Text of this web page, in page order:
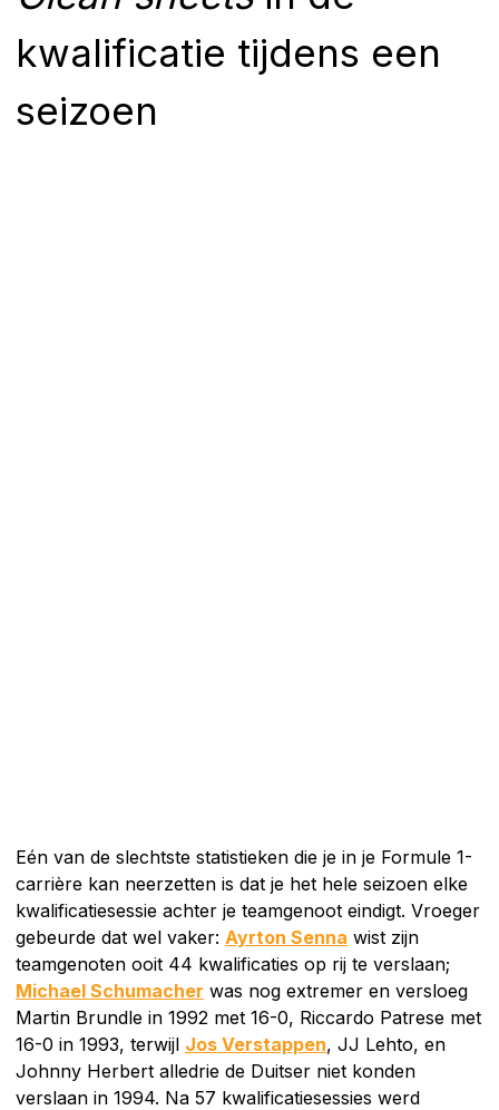
kwalificatie tijdens een
seizoen
Eén van de slechtste statistieken die je in je Formule 1-
carrière kan neerzetten is dat je het hele seizoen elke
kwalificatiesessie achter je teamgenoot eindigt. Vroeger
gebeurde dat wel vaker: Ayrton Senna wist zijn
teamgenoten ooit 44 kwalificaties op rij te verslaan;
Michael Schumacher was nog extremer en versloeg
Martin Brundle in 1992 met 16-0, Riccardo Patrese met
16-0 in 1993, terwijl Jos Verstappen, JJ Lehto, en
Johnny Herbert alledrie de Duitser niet konden
verslaan in 1994. Na 57 kwalificatiesessies werd